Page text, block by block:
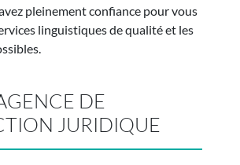
pleinement confiance pour vous
linguistiques de qualité et les
DE
JURIDIQUE